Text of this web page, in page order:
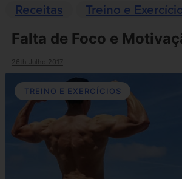
contentReceitas Treino e
Falta de Foco e
26th Julho 2017
TREINO E EXERCÍCIOS